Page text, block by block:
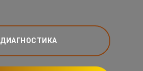
ДИАГНОСТИКА